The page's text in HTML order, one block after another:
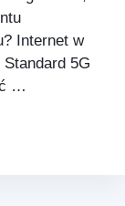
Internet w
5G
…